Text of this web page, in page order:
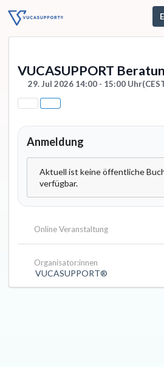
VUCASUPPORT
29. Jul 2026 14:00 - 15:00 Uhr
Anmeldung
Aktuell ist keine öffentliche
verfügbar.
Online Veranstaltung
Organisator:innen
VUCASUPPORT®